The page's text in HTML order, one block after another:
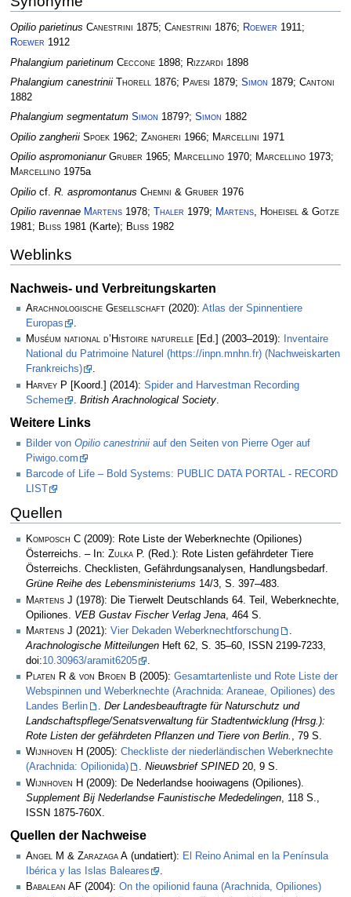
Opilio parietinus Canestrini 1875; Canestrini 1876; Roewer 1911;
Roewer 1912
Phalangium parietinum Ceccone1898; Rizzardi 1898
Phalangium canestrinii
Thorell1876; Pavesi 1879; Simon 1879; Cantoni
1882
Phalangium segmentatum Simon 1879?; Simon 1882
Opilio zangherii Spoek1962; Zangheri 1966; Marcellini 1971
Opilio aspromonianur Gruber 1965; Marcellino1970; Marcellino1973;
Marcellino1975a
Opiliocf. R. aspromontanus Chemni & Gruber 1976
Opilio ravennae Martens1978; Thaler 1979; Martens, Hoheisel& Gotze
1981; Bliss1981 (Karte); Bliss1982
Weblinks
Nachweis- und Verbreitungskarten
Arachnologische Gesellschaft (2020): Atlas der Spinnentiere
Europas
.
Muséum national d’Histoire naturelle [Ed.] (2003–2019):
Inventaire
National du Patrimoine Naturel (https://inpn.mnhn.fr) (Nachweiskarten
Frankreichs)
.
Harvey P [Koord.] (2014): Spider and Harvestman Recording
Scheme
British Arachnological Society
Weitere Links
Bilder von Opilio canestrinii auf den Seiten von Pierre Oger auf
Piwigo.com
Barcode of Life – Bold Systems: PUBLIC DATA PORTAL - RECORD
LIST
Quellen
Komposch C (2009): Rote Liste der Weberknechte (Opiliones)
Österreichs. – In: Zulka P. (Red.): Rote Listen gefährdeter Tiere
Österreichs. Checklisten, Gefährdungsanalysen, Handlungsbedarf.
Grüne Reihe des Lebensministeriums 14/3, S. 397–483.
Martens J (1978): Die Tierwelt Deutschlands 64. Teil, Weberknechte,
Opiliones. VEB Gustav Fischer Verlag Jena , 464 S.
Martens J (2021): Vier Dekaden Weberknechtforschung
.
Arachnologische Mitteilungen Heft 62, S. 35–60, ISSN 2199-7233,
doi:10.30963/aramit6205
.
Platen R & von Broen B (2005): Gesamtartenliste und Rote Liste der
Webspinnen und Weberknechte (Arachnida: Araneae, Opiliones) des
Landes Berlin
. Der Landesbeauftragte für Naturschutz und
Landschaftspflege/Senatsverwaltung für Stadtentwicklung (Hrsg.):
Rote Listen der gefährdeten Pflanzen und Tiere von Berlin. , 79 S.
Wijnhoven H (2005): Checkliste der niederländischen Weberknechte
(Arachnida: Opilionida)
. Nieuwsbrief SPINED 20, 9 S.
Wijnhoven H (2009): De Nederlandse hooiwagens (Opiliones).
Supplement Bij Nederlandse Faunistische Mededelingen , 118 S.,
ISSN 1875-760X.
Quellen der Nachweise
Angel M & Zarazaga A (undatiert): El Reino Animal en la Península
Ibérica y las Islas Baleares
Babalean AF (2004): On the opilionid fauna (Arachnida, Opiliones)